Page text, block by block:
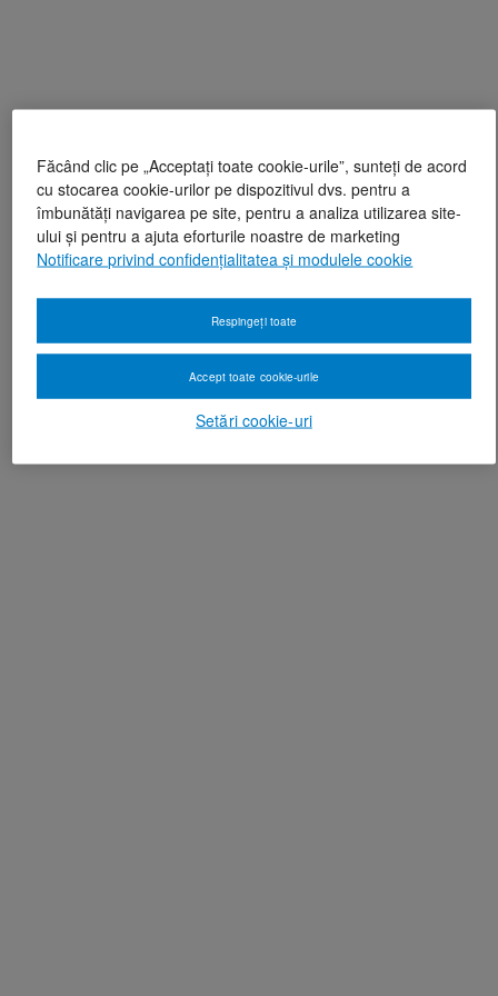
Făcând clic pe „Acceptați toate cookie-urile”, sunteți de acord
cu stocarea cookie-urilor pe dispozitivul dvs. pentru a
îmbunătăți navigarea pe site, pentru a analiza utilizarea site-
ului și pentru a ajuta eforturile noastre de marketing
Notificare privind confidențialitatea și modulele cookie
Setări cookie-uri
Respingeți toate
Accept toate cookie-urile